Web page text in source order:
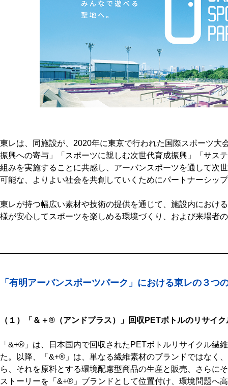
東レは、同施設が、2020年に東京で行われた国際スポーツ大
振興への寄与」「スポーツに親しむ次世代育成振興」「サス
組みを実施することに共感し、アーバンスポーツを通して次
可能な、よりよい社会を共創していくためにパートナーシッ
東レが持つ幅広い素材や技術の提供を通じて、施設内におけ
様が安心してスポーツを楽しめる環境づくり、および来場者
「有明アーバンスポーツパーク」における東レの３つ
（１）「＆＋®（アンドプラス）」回収PETボトルのリサイ
「&+®」は、日本国内で回収されたPETボトルリサイクル繊
た。以降、「&+®」は、単なる繊維素材のブランドではなく
ら、それを原料とする環境配慮型商品の生産と販売、さらに
ストーリーを「&+®」ブランドとして位置付け、環境問題へ